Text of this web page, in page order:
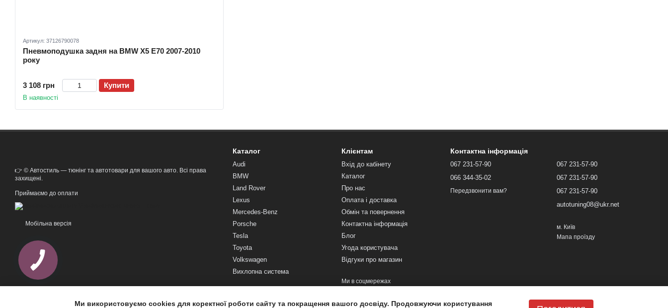
Артикул: 37126790078
Пневмоподушка задня на BMW X5 E70 2007-2010
року
3 108 грн Купити
В наявності
👉 © Автостиль — тюнінг та автотовари для вашого авто. Всі права
захищені.
Приймаємо до оплати
Мобільна версія
Каталог
Audi
BMW
Land Rover
Lexus
Mercedes-Benz
Porsche
Tesla
Toyota
Volkswagen
Вихлопна система
Клієнтам
Вхід до кабінету
Каталог
Про нас
Оплата і доставка
Обмін та повернення
Контактна інформація
Блог
Угода користувача
Відгуки про магазин
Ми в соцмережах
Контактна інформація
067 231-57-90
066 344-35-02
Передзвонити вам?
067 231-57-90
067 231-57-90
067 231-57-90
autotuning08@ukr.net
м. Київ
Мапа проїзду
Ми використовуємо cookies для коректної роботи сайту та покращення вашого досвіду. Продовжуючи користування